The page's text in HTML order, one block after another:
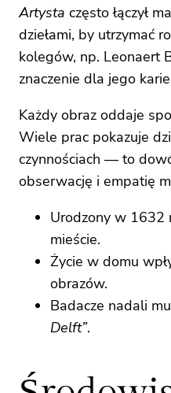
Artysta często łączył
dziełami, by utrzymać
kolegów, np. Leonaert
znaczenie dla jego
Każdy obraz oddaje
Wiele prac pokazuje
czynnościach — to
obserwację i empatię
Urodzony w 1632
mieście.
Życie w domu
obrazów.
Badacze nadali
Delft”.